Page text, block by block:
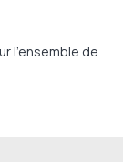
l'ensemble de